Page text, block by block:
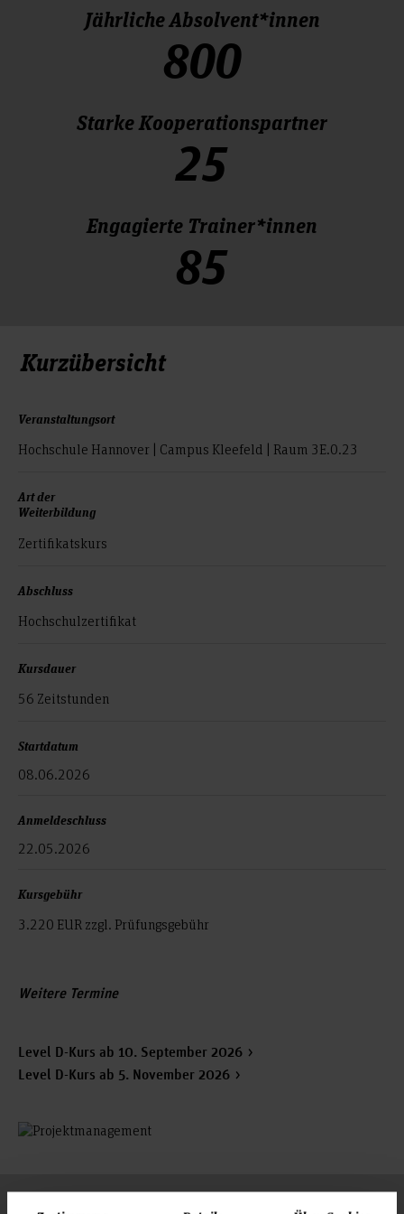
Jährliche Absolvent*innen
800
Starke Kooperationspartner
25
Engagierte Trainer*innen
85
Kurzübersicht
Veranstaltungsort
Hochschule Hannover | Campus Kleefeld | Raum 3E.0.23
Art der
Weiterbildung
Zertifikatskurs
Abschluss
Hochschulzertifikat
Kursdauer
56 Zeitstunden
Startdatum
08.06.2026
Anmeldeschluss
22.05.2026
Kursgebühr
3.220 EUR zzgl. Prüfungsgebühr
Weitere Termine
Level D-Kurs ab 10. September 2026
Level D-Kurs ab 5. November 2026